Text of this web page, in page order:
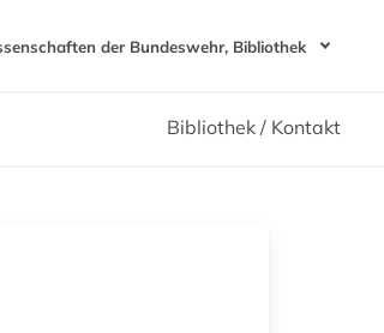
der Bundeswehr, Bibliothek
Bibliothek / Kontakt